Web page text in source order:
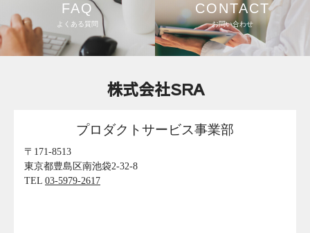
FAQ
よくある質問
CONTACT
お問い合わせ
株式会社SRA
プロダクトサービス事業部
〒171-8513
東京都豊島区南池袋2-32-8
TEL 03-5979-2617